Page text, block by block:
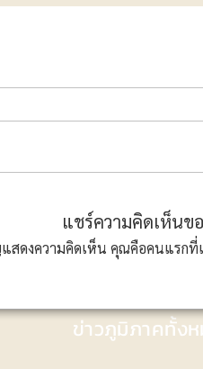
แชร์ความคิดเห็นข
สดงความคิดเห็น คุณคือคนแรก
ข่าวภูมิภาคทั้ง